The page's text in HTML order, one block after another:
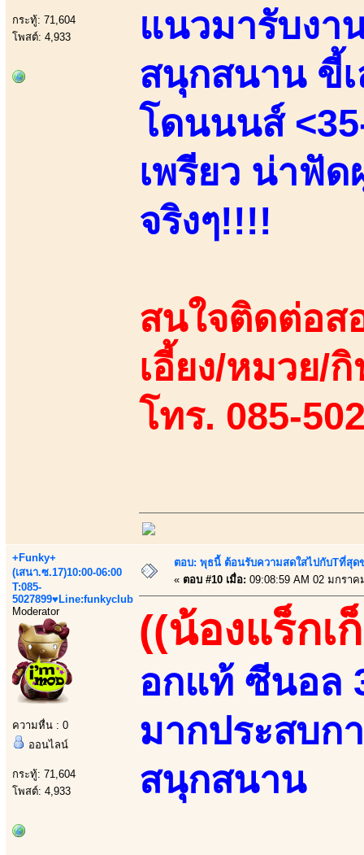
กระทู้: 71,604
โพสต์: 4,933
แนวมารับงา
สนุกสนาน ขี้
โดนนนส์
เพรียว น่าฟัด
จริงๆ!!!!
สนใจติดต่อส
เอี้ยง/หมวย/
โทร. 085-
+Funky+
(เสนา.ซ.17)10:00-06:00
T:085-
5027899♥Line:funkyclub
Moderator
ความหื่น : 0
ออนไลน์
กระทู้: 71,604
โพสต์: 4,933
ตอบ: พุธนี้ ต้อนรับความสดใสไปกับTที่สุด
« ตอบ #10 เมื่อ: 09:08:59 AM 02 มกราค
((น้องแร็กเ
อกแท้ ซีนอล
มากประสบก
สนุกสนาน